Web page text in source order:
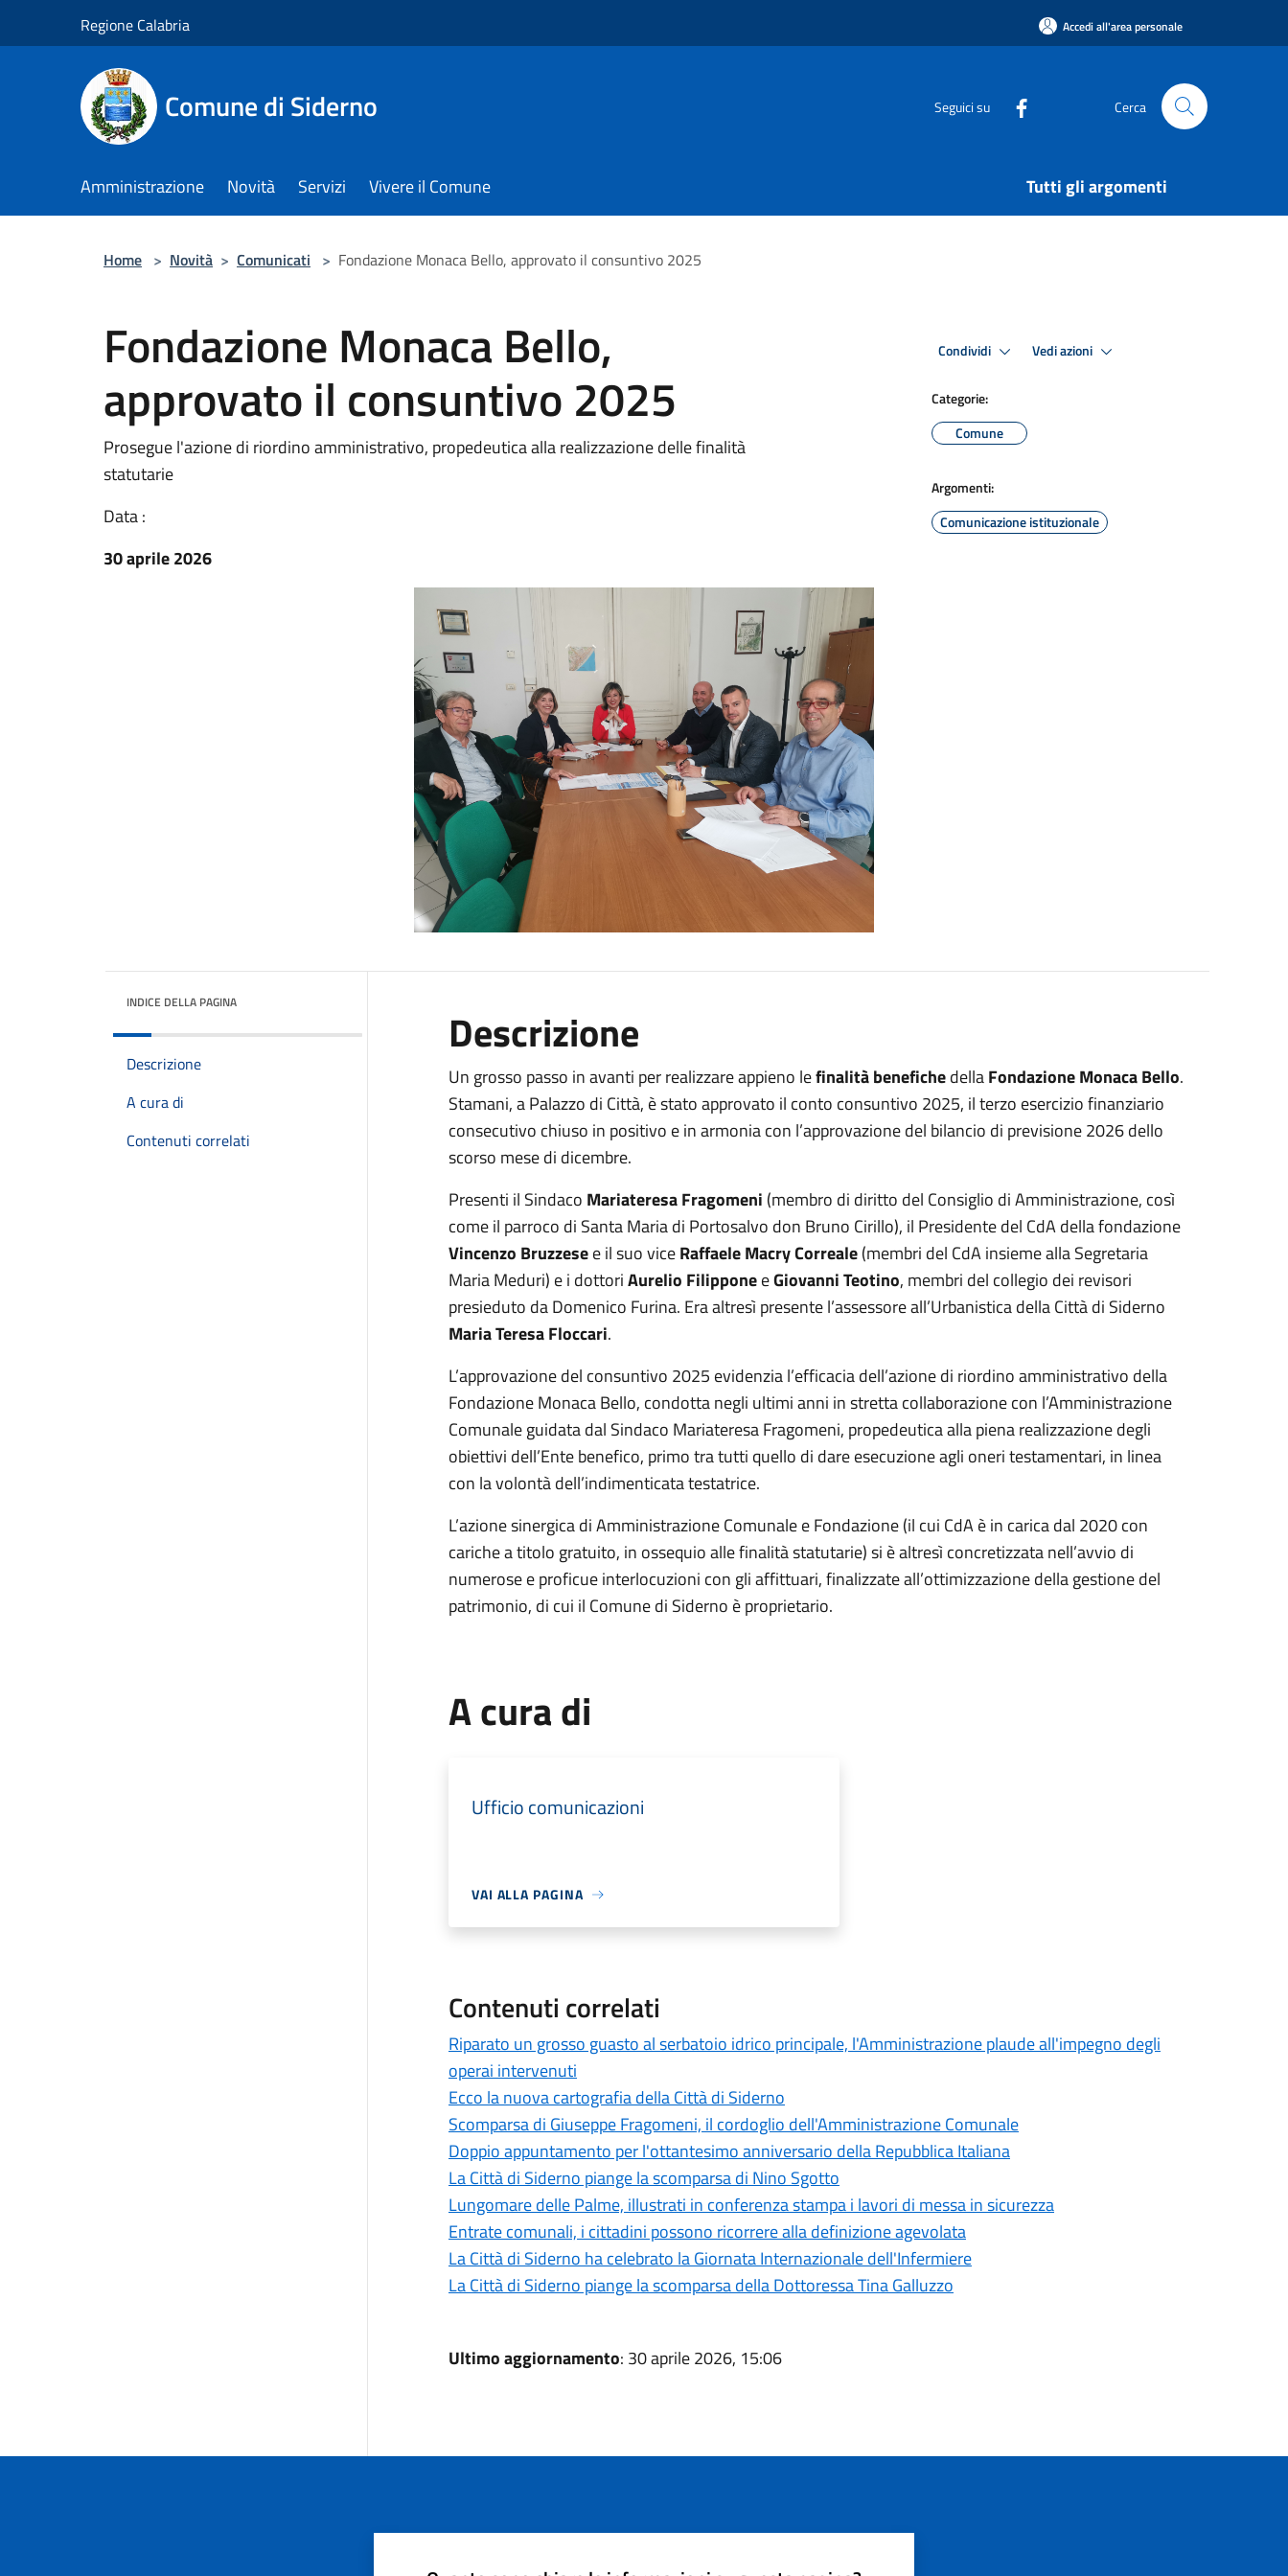
Regione Calabria Accedi all'area personale
Comune di Siderno Seguici su Cerca
Amministrazione Novità Servizi Vivere il Comune Tutti gli argomenti
Home > Novità > Comunicati > Fondazione Monaca Bello, approvato il consuntivo 2025
Fondazione Monaca Bello,
approvato il consuntivo 2025
Prosegue l'azione di riordino amministrativo, propedeutica alla realizzazione delle finalità
statutarie
Data :
30 aprile 2026
Condividi Vedi azioni
Categorie:
Comune
Argomenti:
Comunicazione istituzionale
INDICE DELLA PAGINA
Descrizione
A cura di
Contenuti correlati
Descrizione
Un grosso passo in avanti per realizzare appieno lefinalità benefichedellaFondazione Monaca Bello.
Stamani, a Palazzo di Città, è stato approvato il conto consuntivo 2025, il terzo esercizio finanziario
consecutivo chiuso in positivo e in armonia con l’approvazione del bilancio di previsione 2026 dello
scorso mese di dicembre.
Presenti il Sindaco Mariateresa Fragomeni (membro di diritto del Consiglio di Amministrazione, così
come il parroco di Santa Maria di Portosalvo don Bruno Cirillo), il Presidente del CdA della fondazione
Vincenzo Bruzzesee il suo viceRaffaele Macry Correale(membri del CdA insieme alla Segretaria
Maria Meduri) e i dottoriAurelio FilipponeeGiovanni Teotino, membri del collegio dei revisori
presieduto da Domenico Furina. Era altresì presente l’assessore all’Urbanistica della Città di Siderno
Maria Teresa Floccari.
L’approvazione del consuntivo 2025 evidenzia l’efficacia dell’azione di riordino amministrativo della
Fondazione Monaca Bello, condotta negli ultimi anni in stretta collaborazione con l’Amministrazione
Comunale guidata dal Sindaco Mariateresa Fragomeni, propedeutica alla piena realizzazione degli
obiettivi dell’Ente benefico, primo tra tutti quello di dare esecuzione agli oneri testamentari, in linea
con la volontà dell’indimenticata testatrice.
L’azione sinergica di Amministrazione Comunale e Fondazione (il cui CdA è in carica dal 2020 con
cariche a titolo gratuito, in ossequio alle finalità statutarie) si è altresì concretizzata nell’avvio di
numerose e proficue interlocuzioni con gli affittuari, finalizzate all’ottimizzazione della gestione del
patrimonio, di cui il Comune di Siderno è proprietario.
A cura di
Ufficio comunicazioni
VAI ALLA PAGINA
Contenuti correlati
Riparato un grosso guasto al serbatoio idrico principale, l'Amministrazione plaude all'impegno degli
operai intervenuti
Ecco la nuova cartografia della Città di Siderno
Scomparsa di Giuseppe Fragomeni, il cordoglio dell'Amministrazione Comunale
Doppio appuntamento per l'ottantesimo anniversario della Repubblica Italiana
La Città di Siderno piange la scomparsa di Nino Sgotto
Lungomare delle Palme, illustrati in conferenza stampa i lavori di messa in sicurezza
Entrate comunali, i cittadini possono ricorrere alla definizione agevolata
La Città di Siderno ha celebrato la Giornata Internazionale dell'Infermiere
La Città di Siderno piange la scomparsa della Dottoressa Tina Galluzzo
Ultimo aggiornamento: 30 aprile 2026, 15:06